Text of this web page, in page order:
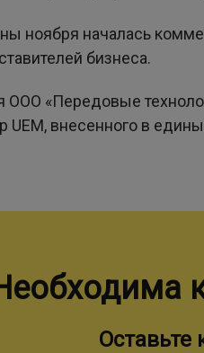
ноября началась
бизнеса.
ООО «Передовые
UEM, внесенного в